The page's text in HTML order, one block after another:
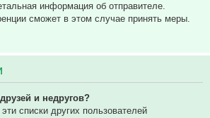
информация об отправителе.
сможет в этом случае принять меры.
и недругов?
списки других пользователей